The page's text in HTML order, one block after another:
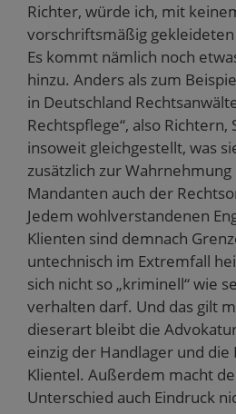
Richter, würde ich, mit
vorschriftsmäßig
Es kommt nämlich noch
hinzu. Anders als zum
in Deutschland
Rechtspflege“, also Richtern,
insoweit gleichgestellt, was
zusätzlich zur
Mandanten auch der
Jedem wohlverstandenen
Klienten sind demnach
untechnisch im Extremfall
sich nicht so „kriminell“ wie
verhalten darf. Und das gilt
dieserart bleibt die
einzig der Handlager und
Klientel. Außerdem macht
Unterschied auch Eindruck